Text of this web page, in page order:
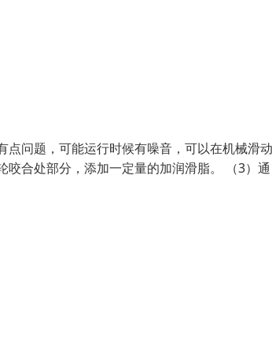
问题，可能运行时候有噪音，可以在机械滑
合处部分，添加一定量的加润滑脂。 （3）通